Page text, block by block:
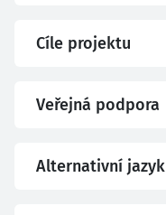
Cíle projektu
Veřejná podpora
Alternativní jazyk